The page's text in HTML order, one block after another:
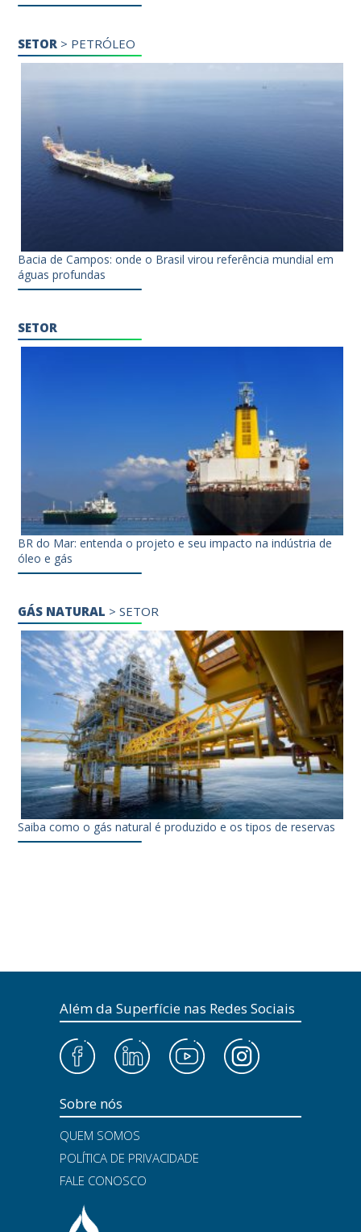
SETOR > PETRÓLEO
Bacia de Campos: onde o Brasil virou referência mundial em
águas profundas
SETOR
BR do Mar: entenda o projeto e seu impacto na indústria de
óleo e gás
GÁS NATURAL >SETOR
Saiba como o gás natural é produzido e os tipos de reservas
Além da Superfície nas Redes Sociais
Sobre nós
QUEM SOMOS
POLÍTICA DE PRIVACIDADE
FALE CONOSCO